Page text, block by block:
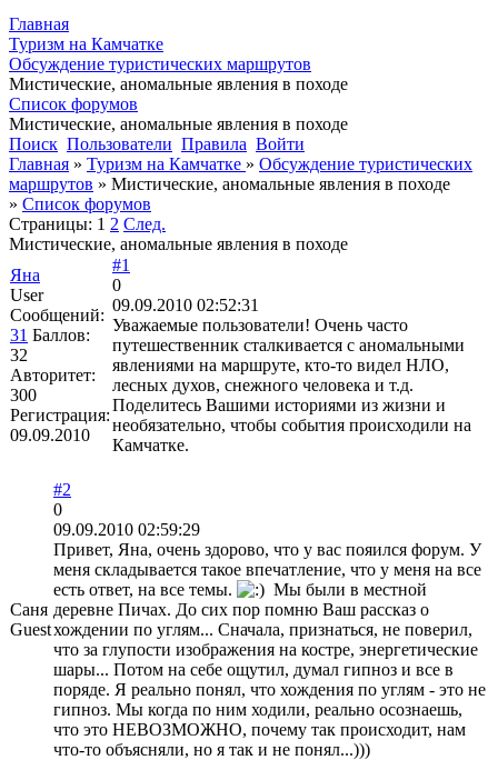
Главная
Туризм на Камчатке
Обсуждение туристических маршрутов
Мистические, аномальные явления в походе
Список форумов
Мистические, аномальные явления в походе
Поиск Пользователи Правила Войти
Главная » Туризм на Камчатке » Обсуждение туристических
маршрутов » Мистические, аномальные явления в походе
» Список форумов
Страницы: 1 2 След.
Мистические, аномальные явления в походе
Яна
User
Сообщений:
31 Баллов:
32
Авторитет:
300
Регистрация:
09.09.2010
#1
0
09.09.2010 02:52:31
Уважаемые пользователи! Очень часто
путешественник сталкивается с аномальными
явлениями на маршруте, кто-то видел НЛО,
лесных духов, снежного человека и т.д.
Поделитесь Вашими историями из жизни и
необязательно, чтобы события происходили на
Камчатке.
Саня
Guest
#2
0
09.09.2010 02:59:29
Привет, Яна, очень здорово, что у вас пояился форум. У
меня складывается такое впечатление, что у меня на все
есть ответ, на все темы.
Мы были в местной
деревне Пичах. До сих пор помню Ваш рассказ о
хождении по углям... Сначала, признаться, не поверил,
что за глупости изображения на костре, энергетические
шары... Потом на себе ощутил, думал гипноз и все в
поряде. Я реально понял, что хождения по углям - это не
гипноз. Мы когда по ним ходили, реально осознаешь,
что это НЕВОЗМОЖНО, почему так происходит, нам
что-то объясняли, но я так и не понял...)))